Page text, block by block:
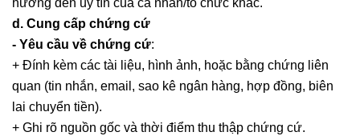
hưởng đến uy tín của cá nhân/tổ chức khác.
d. Cung cấp chứng cứ
- Yêu cầu về chứng cứ:
+ Đính kèm các tài liệu, hình ảnh, hoặc bằng chứng liên
quan (tin nhắn, email, sao kê ngân hàng, hợp đồng, biên
lai chuyển tiền).
+ Ghi rõ nguồn gốc và thời điểm thu thập chứng cứ.